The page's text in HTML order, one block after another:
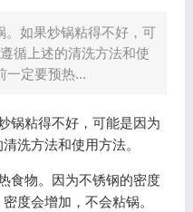
。如果炒锅粘得不好，可
循上述的清洗方法和使
一定要预热...
锅粘得不好，可能是因为
洗方法和使用方法。
食物。因为不锈钢的密度
度会增加，不会粘锅。